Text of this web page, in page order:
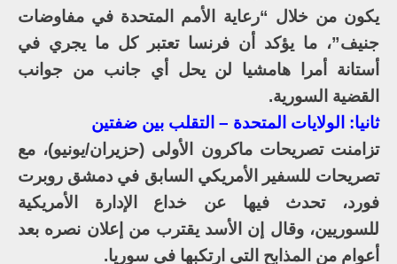
يكون من خلال “رعاية الأمم المتحدة في مفاوضات
جنيف”، ما يؤكد أن فرنسا تعتبر كل ما يجري في
أستانة أمرا هامشيا لن يحل أي جانب من جوانب
القضية السورية.
ثانيا: الولايات المتحدة – التقلب بين ضفتين
تزامنت تصريحات ماكرون الأولى (حزيران/يونيو)، مع
تصريحات للسفير الأمريكي السابق في دمشق روبرت
فورد، تحدث فيها عن خداع الإدارة الأمريكية
للسوريين، وقال إن الأسد يقترب من إعلان نصره بعد
أعوام من المذابح التي ارتكبها في سوريا.